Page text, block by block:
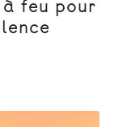
feu pour